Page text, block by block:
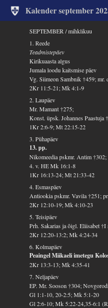
Kalender september
SEPTEMBER / mihklikuu
1. Reede
Teadmistepäev
Kirikuaasta algus
Jumala loodu kaitsmise päev
Vg. Siimeon Sambnik †459; mr.
2Kr 11:5-21; Mk 4:1-9
2. Laupäev
Mr. Mamant †275;
Konst. üpsk. Johannes Paastuja
1Kr 2:6-9; Mt 22:15-22
3. Pühapäev
13. pp.
Nikomeedia pskmr. Antim
4. v. HE Mk 16:1-8
1Kr 16:13-24; Mt 21:33-42
4. Esmaspäev
Antiookia pskmr. Vavila †251;
2Kr 12:10-19; Mk 4:10-23
5. Teisipäev
Prh. Sakarias ja õigl. Eliisabet †I
2Kr 12:20-13:2; Mk 4:24-34
6. Kolmapäev
Peaingel Miikaeli imetegu
2Kr 13:3-13; Mk 4:35-41
7. Neljapäev
EP. Mr. Sooson †304;
Gl 1:1-10, 20-2:5; Mk 5:1-20
Gl 2:6-10; Mk 5:22-24,35-6:1